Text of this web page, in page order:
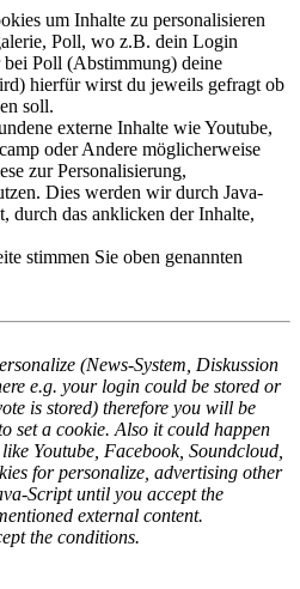
um Inhalte zu personalisieren
Poll, wo z.B. dein Login
bei Poll (Abstimmung) deine
hierfür wirst du jeweils gefragt ob
soll.
externe Inhalte wie Youtube,
oder Andere möglicherweise
zur Personalisierung,
Dies werden wir durch Java-
durch das anklicken der Inhalte,
stimmen Sie oben genannten
(News-System, Diskussion
e.g. your login could be stored or
is stored) therefore you will be
set a cookie. Also it could happen
Youtube, Facebook, Soundcloud,
for personalize, advertising other
Script until you accept the
external content.
the conditions.